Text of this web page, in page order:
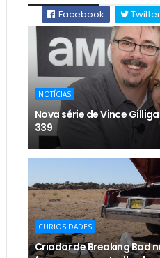
Facebook
Twitter
NOTÍCIAS
Nova série de Vince
339
CURIOSIDADES
Criador de Breaking Bad